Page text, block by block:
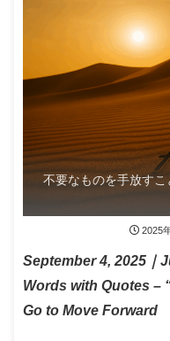
不要なものを手放す
2025
September 4, 2025｜
Words with Quotes –
Go to Move Forward